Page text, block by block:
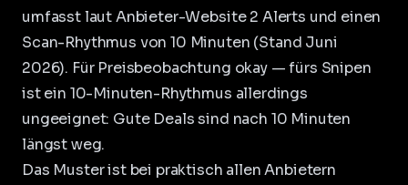
umfasst laut Anbieter-Website 2 Alerts und einen
Scan-Rhythmus von 10 Minuten (Stand Juni
2026). Für Preisbeobachtung okay — fürs Snipen
ist ein 10-Minuten-Rhythmus allerdings
ungeeignet: Gute Deals sind nach 10 Minuten
längst weg.
Das Muster ist bei praktisch allen Anbietern